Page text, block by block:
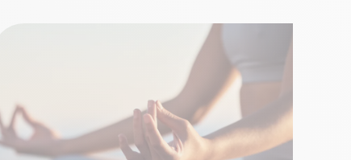
comment prendre soin de sa peau aprês
une séance d'épilation ? Quels produits
utiliser pour l'apaiser et l'hydrater ? Et
quels sont les gestes à éviter ?